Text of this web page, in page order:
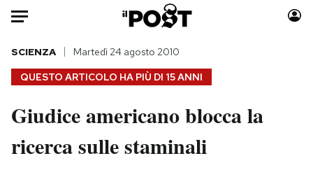
Auto
HOME
Italia
Politica
Moda
Consumismi
QUESTO ARTICOLO HA PIÙ DI 15 ANNI
SCIENZA Martedì 24 agosto 2010
Giudice americano blocca la
ricerca sulle staminali